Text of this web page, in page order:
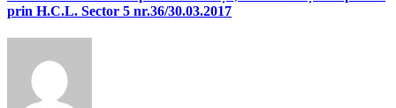
prin H.C.L. Sector 5 nr.36/30.03.2017